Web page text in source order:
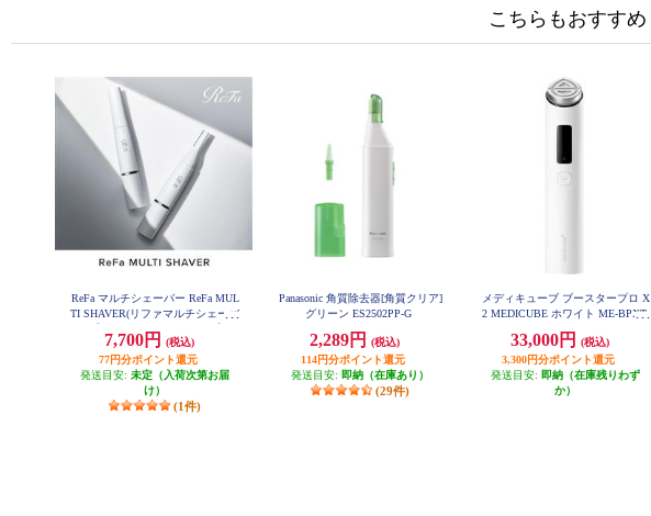
こちらもおすすめ
ReFa マルチシェーバー ReFa MUL
TI SHAVER(リファマルチシェーバ
E-BB-02A
7,700円
(税込)
77円分ポイント還元
発送目安: 未定（入荷次第お届
け）
(1件)
Panasonic 角質除去器[角質クリア]
グリーン ES2502PP-G
2,289円
(税込)
114円分ポイント還元
発送目安: 即納（在庫あり）
(29件)
メディキューブ ブースタープロ X
2 MEDICUBE ホワイト ME-BPXT
33,000円
(税込)
3,300円分ポイント還元
発送目安: 即納（在庫残りわず
か）